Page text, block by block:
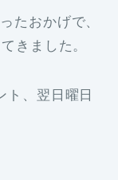
たおかげで、
きました。
ト、翌日曜日